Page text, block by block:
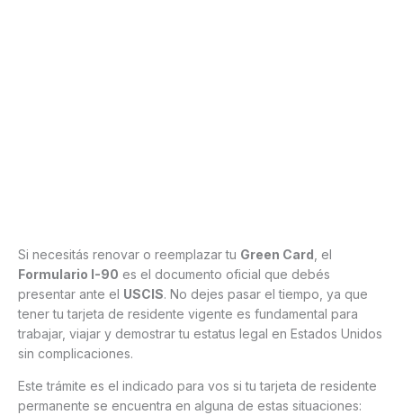
Si necesitás renovar o reemplazar tu Green Card , el
Formulario I-90 es el documento oficial que debés
presentar ante el USCIS. No dejes pasar el tiempo, ya que
tener tu tarjeta de residente vigente es fundamental para
trabajar, viajar y demostrar tu estatus legal en Estados Unidos
sin complicaciones.
Este trámite es el indicado para vos si tu tarjeta de residente
permanente se encuentra en alguna de estas situaciones: